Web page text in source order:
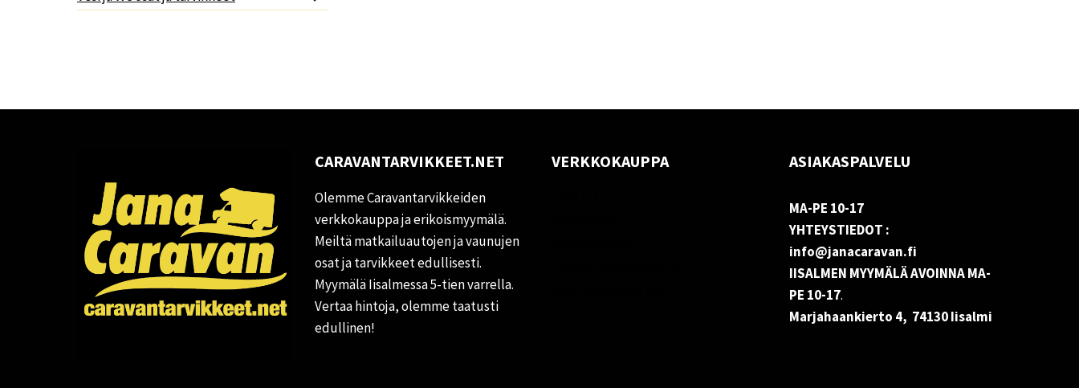
CARAVANTARVIKKEET.NET
Olemme Caravantarvikkeiden
verkkokauppa ja erikoismyymälä.
Meiltä matkailuautojen ja vaunujen
osat ja tarvikkeet edullisesti.
Myymälä Iisalmessa 5-tien varrella.
Vertaa hintoja, olemme taatusti
edullinen!
VERKKOKAUPPA ASIAKASPALVELU
MA-PE 10-17
YHTEYSTIEDOT :
info@janacaravan.fi
IISALMEN MYYMÄLÄ AVOINNA MA-
PE 10-17.
Marjahaankierto 4, 74130 Iisalmi